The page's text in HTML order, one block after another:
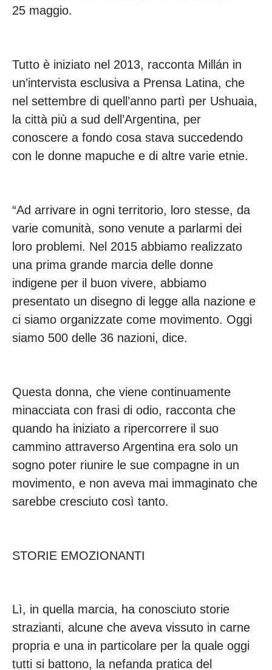
25 maggio.
Tutto è iniziato nel 2013, racconta Millán in
un’intervista esclusiva a Prensa Latina, che
nel settembre di quell’anno partì per Ushuaia,
la città più a sud dell’Argentina, per
conoscere a fondo cosa stava succedendo
con le donne mapuche e di altre varie etnie.
“Ad arrivare in ogni territorio, loro stesse, da
varie comunità, sono venute a parlarmi dei
loro problemi. Nel 2015 abbiamo realizzato
una prima grande marcia delle donne
indigene per il buon vivere, abbiamo
presentato un disegno di legge alla nazione e
ci siamo organizzate come movimento. Oggi
siamo 500 delle 36 nazioni, dice.
Questa donna, che viene continuamente
minacciata con frasi di odio, racconta che
quando ha iniziato a ripercorrere il suo
cammino attraverso Argentina era solo un
sogno poter riunire le sue compagne in un
movimento, e non aveva mai immaginato che
sarebbe cresciuto così tanto.
STORIE EMOZIONANTI
Lì, in quella marcia, ha conosciuto storie
strazianti, alcune che aveva vissuto in carne
propria e una in particolare per la quale oggi
tutti si battono, la nefanda pratica del